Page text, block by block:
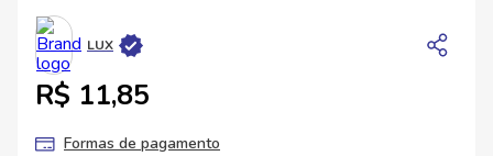
LUX
R$ 11,85
Formas de pagamento
5º arroz